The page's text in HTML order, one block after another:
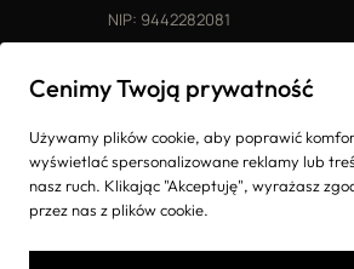
NIP: 9442282081
Mitsubishi Pajero z Dubaju
Porsche Boxster z Japonii
Mercedes S500 z Japonii
Mercedes S550 Lorinser z Japonii
Jeep Grand Wagoneer z Dubaju
Cenimy Twoją prywatność
Używamy plików cookie, aby poprawić
wyświetlać spersonalizowane reklamy lub
nasz ruch. Klikając "Akceptuję", wyrażasz
przez nas z plików cookie.